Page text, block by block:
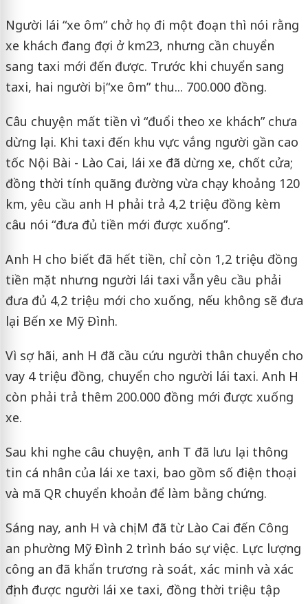
Người lái “xe ôm” chở họ đi một đoạn thì nói rằng
xe khách đang đợi ở km23, nhưng cần chuyển
sang taxi mới đến được. Trước khi chuyển sang
taxi, hai người bị “xe ôm” thu... 700.000 đồng.
Câu chuyện mất tiền vì “đuổi theo xe khách” chưa
dừng lại. Khi taxi đến khu vực vắng người gần cao
tốc Nội Bài - Lào Cai, lái xe đã dừng xe, chốt cửa;
đồng thời tính quãng đường vừa chạy khoảng 120
km, yêu cầu anh H phải trả 4,2 triệu đồng kèm
câu nói “đưa đủ tiền mới được xuống”.
Anh H cho biết đã hết tiền, chỉ còn 1,2 triệu đồng
tiền mặt nhưng người lái taxi vẫn yêu cầu phải
đưa đủ 4,2 triệu mới cho xuống, nếu không sẽ đưa
lại Bến xe Mỹ Đình.
Vì sợ hãi, anh H đã cầu cứu người thân chuyển cho
vay 4 triệu đồng, chuyển cho người lái taxi. Anh H
còn phải trả thêm 200.000 đồng mới được xuống
xe.
Sau khi nghe câu chuyện, anh T đã lưu lại thông
tin cá nhân của lái xe taxi, bao gồm số điện thoại
và mã QR chuyển khoản để làm bằng chứng.
Sáng nay, anh H và chị M đã từ Lào Cai đến Công
an phường Mỹ Đình 2 trình báo sự việc. Lực lượng
công an đã khẩn trương rà soát, xác minh và xác
định được người lái xe taxi, đồng thời triệu tập